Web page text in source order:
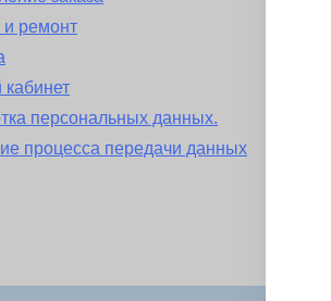
ремонт
персональных данных.
процесса передачи данных